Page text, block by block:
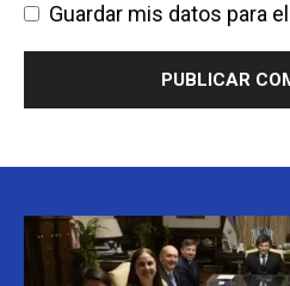
Guardar mis datos para